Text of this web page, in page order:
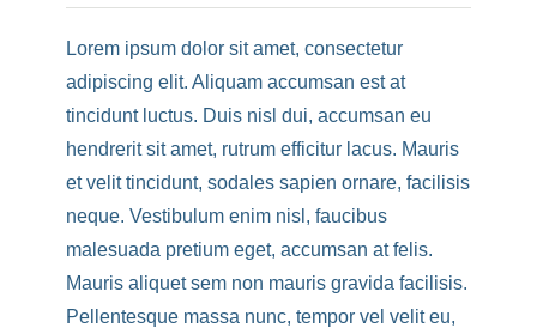
Lorem ipsum dolor sit amet, consectetur
adipiscing elit. Aliquam accumsan est at
tincidunt luctus. Duis nisl dui, accumsan eu
hendrerit sit amet, rutrum efficitur lacus. Mauris
et velit tincidunt, sodales sapien ornare, facilisis
neque. Vestibulum enim nisl, faucibus
malesuada pretium eget, accumsan at felis.
Mauris aliquet sem non mauris gravida facilisis.
Pellentesque massa nunc, tempor vel velit eu,